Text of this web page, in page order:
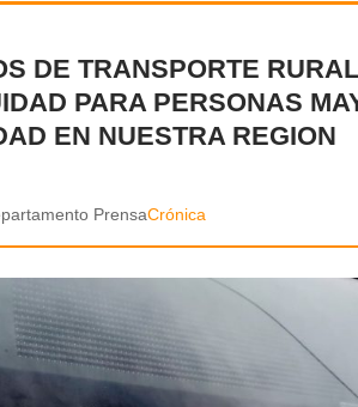
Y CULTURA
✕
DE TRANSPORTE
PARA PERSONAS
EN NUESTRA REGION
PrensaCrónica